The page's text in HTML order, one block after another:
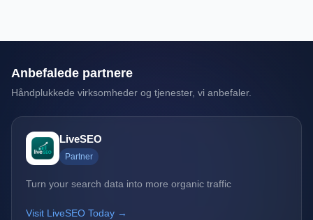
Anbefalede partnere
Håndplukkede virksomheder og tjenester, vi anbefaler.
LiveSEO
Partner
Turn your search data into more organic traffic
Visit LiveSEO Today →